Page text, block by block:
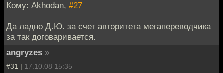
Кому: Akhodan, #27
Да ладно Д.Ю. за счет авторитета мегапереводчика
за так договаривается.
angryzes »
#31 | 17.10.08 15:35